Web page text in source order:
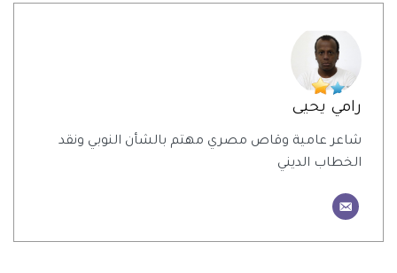
رامي يحيى
شاعر عامية وقاص مصري مهتم بالشأن النوبي ونقد
الخطاب الديني